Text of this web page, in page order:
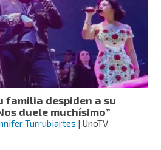
familia despiden a su
duele muchísimo”
Turrubiartes | UnoTV